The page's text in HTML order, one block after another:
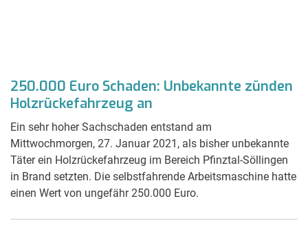
250.000 Euro Schaden: Unbekannte zünden
Holzrückefahrzeug an
Ein sehr hoher Sachschaden entstand am
Mittwochmorgen, 27. Januar 2021, als bisher unbekannte
Täter ein Holzrückefahrzeug im Bereich Pfinztal-Söllingen
in Brand setzten. Die selbstfahrende Arbeitsmaschine hatte
einen Wert von ungefähr 250.000 Euro.